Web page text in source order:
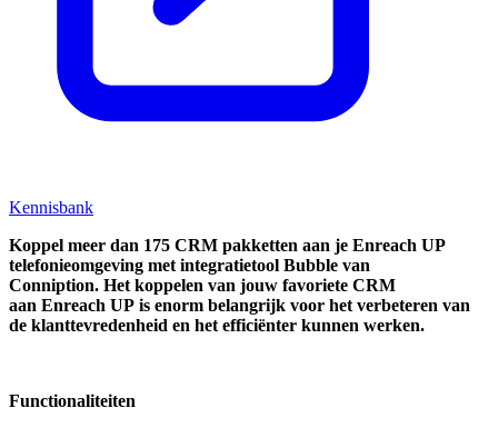
Kennisbank
Koppel meer dan 175 CRM pakketten aan je Enreach UP
telefonieomgeving met integratietool Bubble van
Conniption. Het koppelen van jouw favoriete CRM
aan Enreach UP is enorm belangrijk voor het verbeteren van
de klanttevredenheid en het efficiënter kunnen werken.
Functionaliteiten